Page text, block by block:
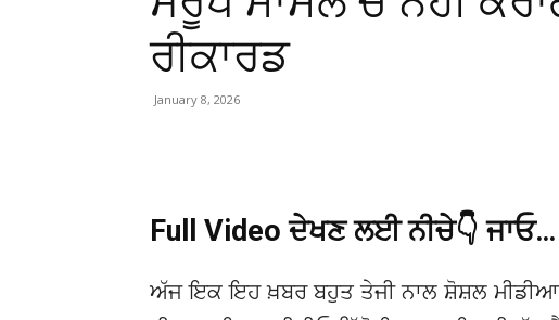
ਰੀਕਾਰਡ
January 8, 2026
Full Video ਦੇਖਣ ਲਈ ਨੀਚੇ👇 ਜਾਓ…
ਅੱਜ ਇਕ ਇਹ ਖ਼ਬਰ ਬਹੁਤ ਤੇਜੀ ਨਾਲ ਸ਼ੋਸ਼ਲ